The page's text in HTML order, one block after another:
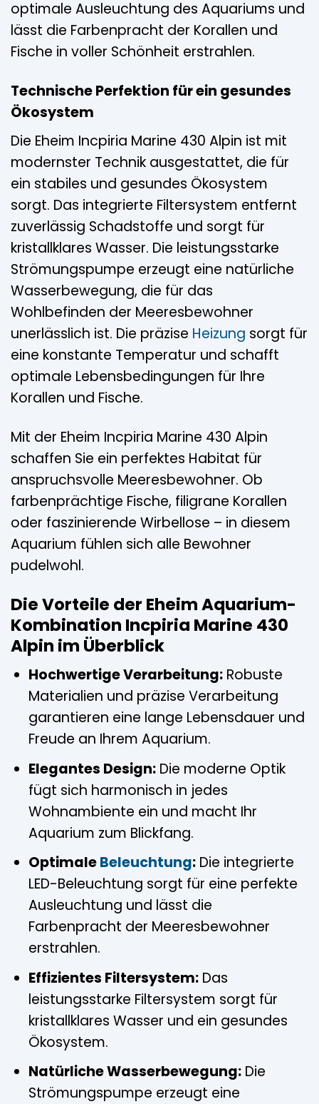
optimale Ausleuchtung des Aquariums und
lässt die Farbenpracht der Korallen und
Fische in voller Schönheit erstrahlen.
Technische Perfektion für ein gesundes
Ökosystem
Die Eheim Incpiria Marine 430 Alpin ist mit
modernster Technik ausgestattet, die für
ein stabiles und gesundes Ökosystem
sorgt. Das integrierte Filtersystem entfernt
zuverlässig Schadstoffe und sorgt für
kristallklares Wasser. Die leistungsstarke
Strömungspumpe erzeugt eine natürliche
Wasserbewegung, die für das
Wohlbefinden der Meeresbewohner
unerlässlich ist. Die präzise Heizung sorgt für
eine konstante Temperatur und schafft
optimale Lebensbedingungen für Ihre
Korallen und Fische.
Mit der Eheim Incpiria Marine 430 Alpin
schaffen Sie ein perfektes Habitat für
anspruchsvolle Meeresbewohner. Ob
farbenprächtige Fische, filigrane Korallen
oder faszinierende Wirbellose – in diesem
Aquarium fühlen sich alle Bewohner
pudelwohl.
Die Vorteile der Eheim Aquarium-
Kombination Incpiria Marine 430
Alpin im Überblick
Hochwertige Verarbeitung:Robuste
Materialien und präzise Verarbeitung
garantieren eine lange Lebensdauer und
Freude an Ihrem Aquarium.
Elegantes Design:Die moderne Optik
fügt sich harmonisch in jedes
Wohnambiente ein und macht Ihr
Aquarium zum Blickfang.
OptimaleBeleuchtung:Die integrierte
LED-Beleuchtung sorgt für eine perfekte
Ausleuchtung und lässt die
Farbenpracht der Meeresbewohner
erstrahlen.
Effizientes Filtersystem:Das
leistungsstarke Filtersystem sorgt für
kristallklares Wasser und ein gesundes
Ökosystem.
Natürliche Wasserbewegung:Die
Strömungspumpe erzeugt eine